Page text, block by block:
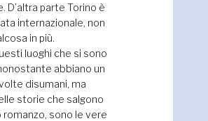
D’altra parte Torino è
internazionale, non
in più.
luoghi che si sono
abbiano un
disumani, ma
storie che salgono
romanzo, sono le vere